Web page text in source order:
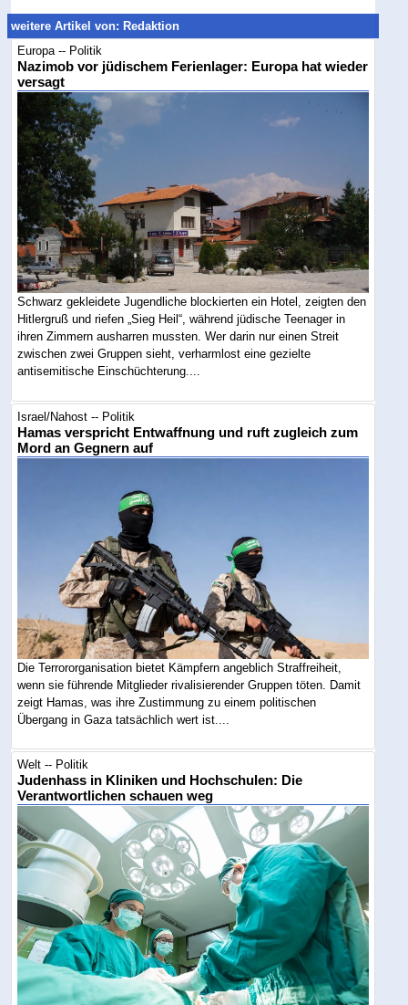
weitere Artikel von: Redaktion
Europa -- Politik
Nazimob vor jüdischem Ferienlager: Europa hat wieder
versagt
Schwarz gekleidete Jugendliche blockierten ein Hotel, zeigten den
Hitlergruß und riefen „Sieg Heil“, während jüdische Teenager in
ihren Zimmern ausharren mussten. Wer darin nur einen Streit
zwischen zwei Gruppen sieht, verharmlost eine gezielte
antisemitische Einschüchterung....
Israel/Nahost -- Politik
Hamas verspricht Entwaffnung und ruft zugleich zum
Mord an Gegnern auf
Die Terrororganisation bietet Kämpfern angeblich Straffreiheit,
wenn sie führende Mitglieder rivalisierender Gruppen töten. Damit
zeigt Hamas, was ihre Zustimmung zu einem politischen
Übergang in Gaza tatsächlich wert ist....
Welt -- Politik
Judenhass in Kliniken und Hochschulen: Die
Verantwortlichen schauen weg